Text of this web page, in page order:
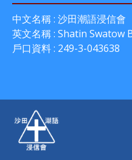
中文名稱 : 沙田潮語浸信會
英文名稱 : Shatin Swatow
戶口資料 : 249-3-043638